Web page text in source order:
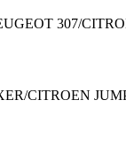
307/
CITROEN